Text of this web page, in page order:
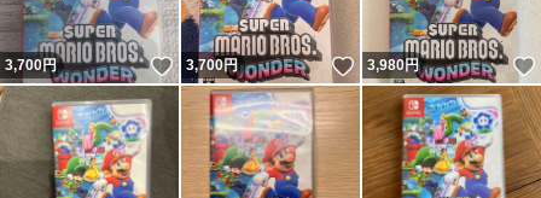
3,700円 いいね！
3,700円 いいね！
3,980円